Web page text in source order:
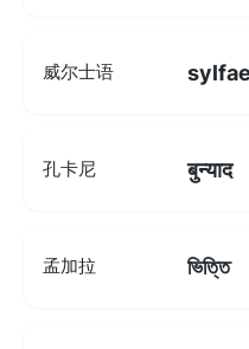
威尔士语
孔卡尼 बुन्याद
孟加拉 ভিত্তি